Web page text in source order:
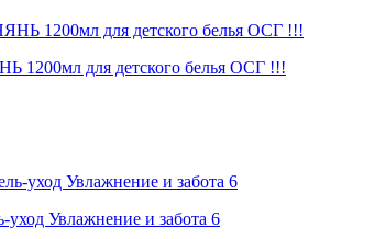
для детского белья ОСГ !!!
Увлажнение и забота 6